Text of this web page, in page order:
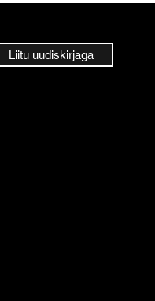
Liitu uudiskirjaga